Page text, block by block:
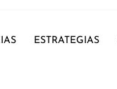
ESTRATEGIAS